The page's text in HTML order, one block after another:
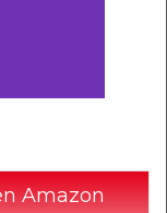
Amazon